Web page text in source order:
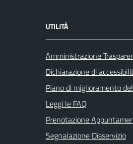
UTILITÀ
Amministrazione
Dichiarazione di
Piano di miglioramento
Leggi le FAQ
Prenotazione
Segnalazione Disservizio